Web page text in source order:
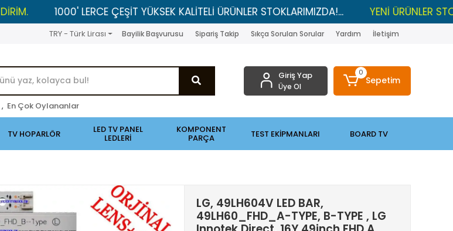
1000' LERCE ÇEŞİT YÜKSEK KALİTELİ ÜRÜNLER STOKLARIMIZDA!... YENİ ÜRÜNLER
TRY - Türk Lirası Bayilik Başvurusu Sipariş Takip Sıkça Sorulan Sorular Yardım İletişim
, En Çok Oylananlar
Giriş Yap
Üye Ol
0
Sepetim
TV HOPARLÖR LED TV PANEL
LEDLERİ
KOMPONENT
PARÇA TEST EKİPMANLARI BOARD TV
LG, 49LH604V LED BAR,
49LH60_FHD_A-TYPE, B-TYPE , LG